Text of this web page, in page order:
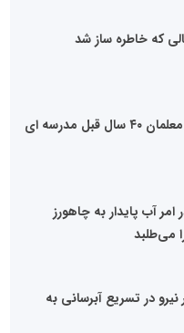
که خاطره ساز شد
دانش آموزان و معلمان ۴۰ سال قبل مدرسه ای
امر آب پایدار به چاهورز
می‌طلبد
در تسریع آبرسانی به